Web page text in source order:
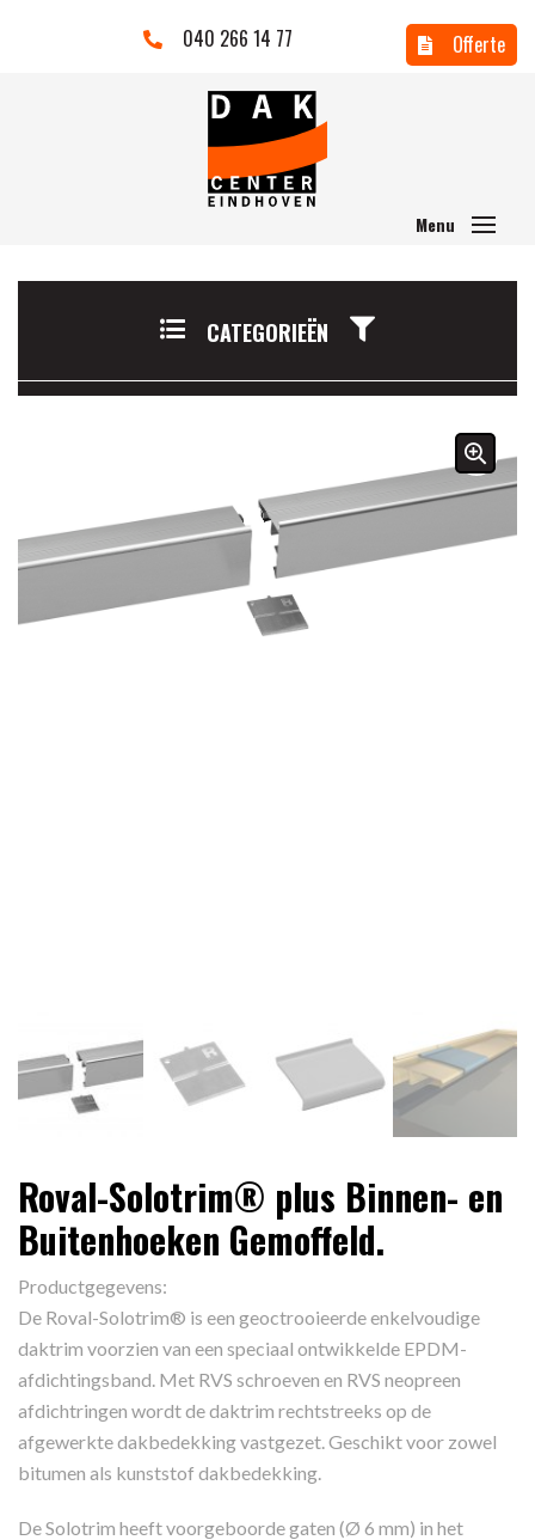
040 266 14 77 Offerte
CATEGORIEËN
🔍
Roval-Solotrim® plus Binnen- en
Buitenhoeken Gemoffeld.
Productgegevens:
De Roval-Solotrim® is een geoctrooieerde enkelvoudige
daktrim voorzien van een speciaal ontwikkelde EPDM-
afdichtingsband. Met RVS schroeven en RVS neopreen
afdichtringen wordt de daktrim rechtstreeks op de
afgewerkte dakbedekking vastgezet. Geschikt voor zowel
bitumen als kunststof dakbedekking.
De Solotrim heeft voorgeboorde gaten (Ø 6 mm) in het